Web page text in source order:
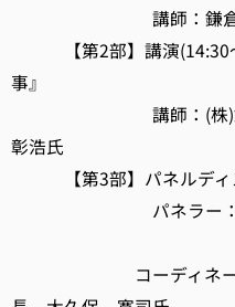
講師：鎌倉投信
【第2部】講演(14:30～
事』
講師：(株)飯尾
彰浩氏
【第3部】パネルディ
パネラー：鎌倉
(株)飯尾醸
コーディネーター